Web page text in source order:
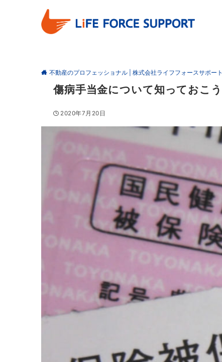
不動産のプロフェッショナル | 株式会社ライフフォースサポート
傷病手当金について知っておこう
2020年7月20日